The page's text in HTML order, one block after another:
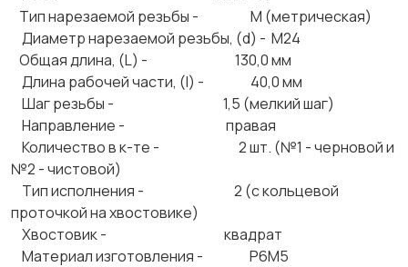
Тип нарезаемой резьбы - М (метрическая)
Диаметр нарезаемой резьбы, (d) - М24
Общая длина, (L) - 130,0 мм
Длина рабочей части, (l) - 40,0 мм
Шаг резьбы - 1,5 (мелкий шаг)
Направление - правая
Количество в к-те - 2 шт. (№1 - черновой и
№2 - чистовой)
Тип исполнения - 2 (с кольцевой
проточкой на хвостовике)
Хвостовик - квадрат
Материал изготовления - Р6М5